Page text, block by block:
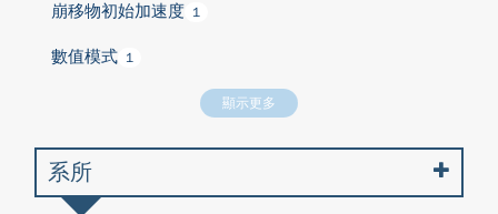
崩移物初始加速度 1
數值模式 1
顯示更多
系所